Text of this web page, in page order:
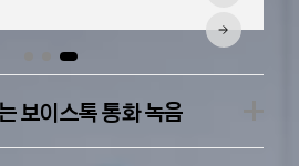
보이스톡 통화 녹음